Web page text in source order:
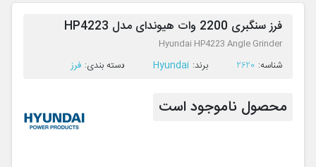
فرز سنگبری 2200 وات هیوندای مدل HP4223
Hyundai HP4223 Angle Grinder
ﺷﻨﺎﺳﻪ: 2620 ﺑﺮﻧﺪ: Hyundai ﺩﺳﺘﻪ ﺑﻨﺪی: فرز
محصول ناموجود است